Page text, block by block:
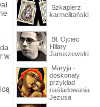
w
Szkaplerz
karmelitański
Bł. Ojciec
Hilary
Januszewski
Maryja -
doskonały
przykład
naśladowania
Jezusa